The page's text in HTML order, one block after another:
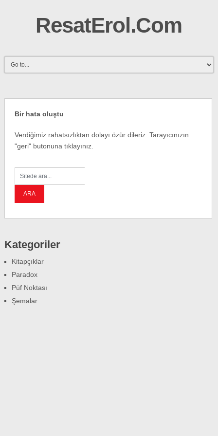
ResatErol.Com
Bir hata oluştu
Verdiğimiz rahatsızlıktan dolayı özür dileriz. Tarayıcınızın
"geri" butonuna tıklayınız.
Kategoriler
Kitapçıklar
Paradox
Püf Noktası
Şemalar